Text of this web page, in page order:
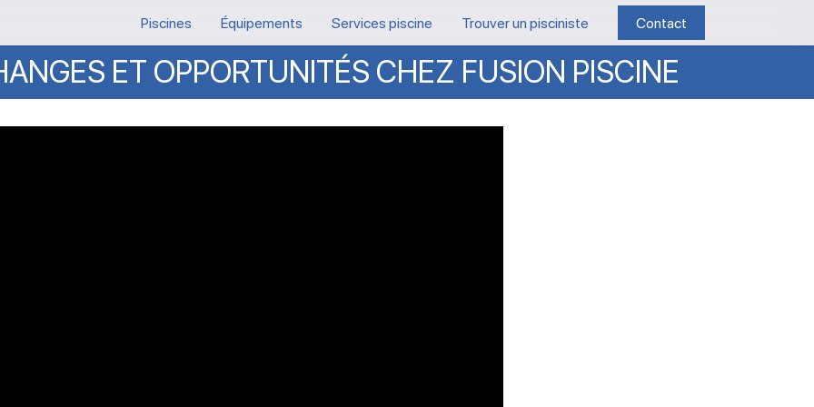
Piscines Équipements Services piscine Trouver un pisciniste Contact
ET OPPORTUNITÉS CHEZ FUSION PISCINE